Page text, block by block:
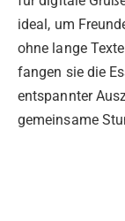
ideal, um
ohne lange
fangen sie die
entspannter
gemeinsame